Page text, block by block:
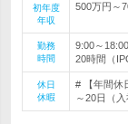
初年度
年収
500万円～
勤務
時間
9:00～
20時間（
休日
休暇
# 【年間休
～20日（